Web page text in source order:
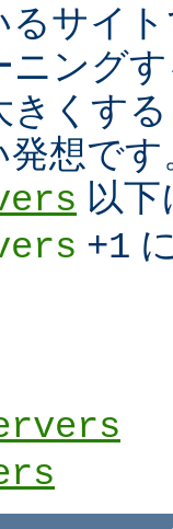
るサイ
ニング
きくす
発想です
以
+1